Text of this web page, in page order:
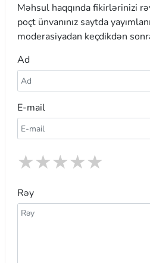
Məhsul haqqında fikirlərinizi
poçt ünvanınız saytda
moderasiyadan keçdikdən
Ad
E-mail
★
★
★
★
★
Rəy